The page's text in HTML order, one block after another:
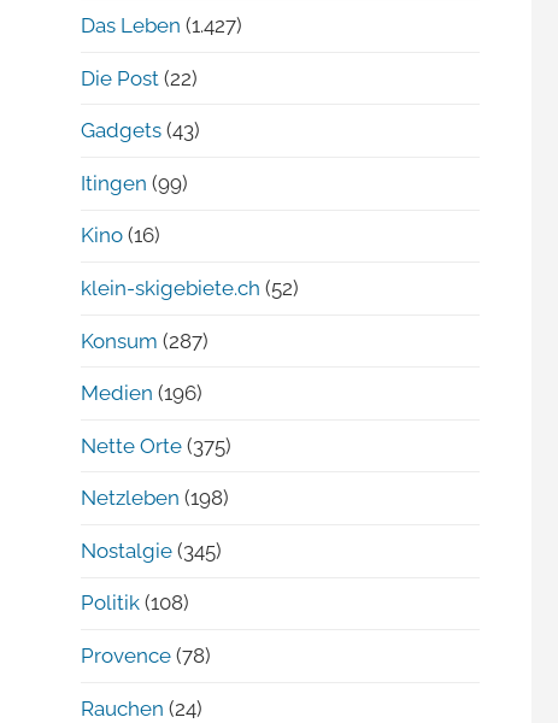
Das Leben (1.427)
Die Post (22)
Gadgets (43)
Itingen (99)
Kino (16)
klein-skigebiete.ch (52)
Konsum (287)
Medien (196)
Nette Orte (375)
Netzleben (198)
Nostalgie (345)
Politik (108)
Provence (78)
Rauchen (24)